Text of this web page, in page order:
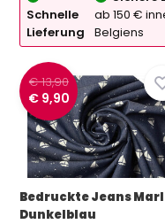
Schnelle
Lieferung
ab 150 €
Belgiens
€ 13,90
€ 9,90
Bedruckte Jeans
Dunkelblau